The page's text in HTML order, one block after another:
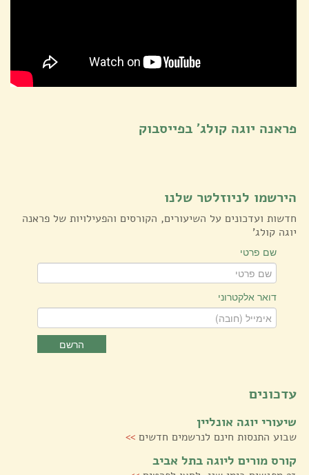
פראנה יוגה קולג' בפייסבוק
הירשמו לניוזלטר שלנו
חדשות ועדכונים על השיעורים, הקורסים והפעילויות של פראנה
יוגה קולג'
שם פרטי
דואר אלקטרוני
הרשם
עדכונים
שיעורי יוגה אונליין
שבוע התנסות חינם לנרשמים חדשים >>
קורס מורים ליוגה בתל אביב